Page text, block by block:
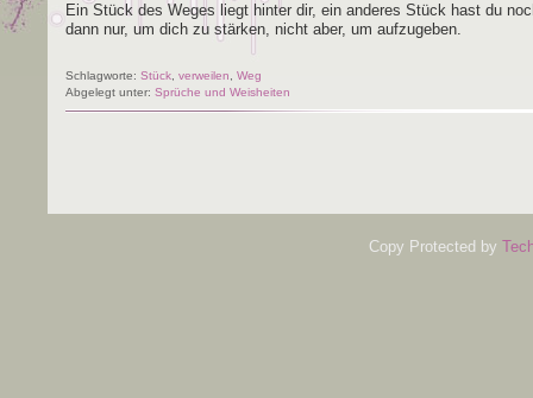
Ein Stück des Weges liegt hin­ter dir, ein ande­res Stück hast du
dann nur, um dich zu stär­ken, nicht aber, um aufzugeben.
Schlagworte: Stück verweilen
Weg
Abgelegt unter: Sprüche und Weisheiten
Copy Protected by